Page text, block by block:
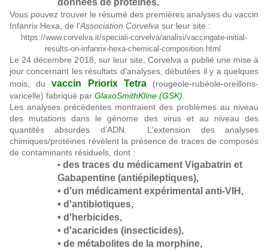
données de protéines.
Vous pouvez trouver le résumé des premières analyses du vaccin
Infanrix Hexa, de l'Association Corvelva sur leur site :
https://www.corvelva.it/speciali-corvelva/analisi/vaccingate-initial-
results-on-infanrix-hexa-chemical-composition.html
Le 24 décembre 2018, sur leur site, Corvelva a publié une mise à
jour concernant les résultats d'analyses, débutées il y a quelques
mois, duvaccin Priorix Tetra(rougeole-rubéole-oreillons-
varicelle) fabriqué par GlaxoSmithKline (GSK)
Les analyses précédentes montraient des problèmes au niveau
des mutations dans le génome des virus et au niveau des
quantités absurdes d’ADN. L'extension des analyses
chimiques/protéines révèlent la présence de traces de composés
de contaminants résiduels, dont :
•des traces du médicament Vigabatrin et
Gabapentine (antiépileptiques),
• d'un médicament expérimental anti-VIH,
• d'antibiotiques,
• d'herbicides,
• d'acaricides (insecticides),
• de métabolites de la morphine,